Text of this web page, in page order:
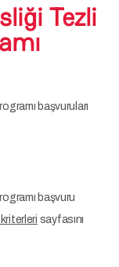
Tezli
başvuruları
başvuru
sayfasını